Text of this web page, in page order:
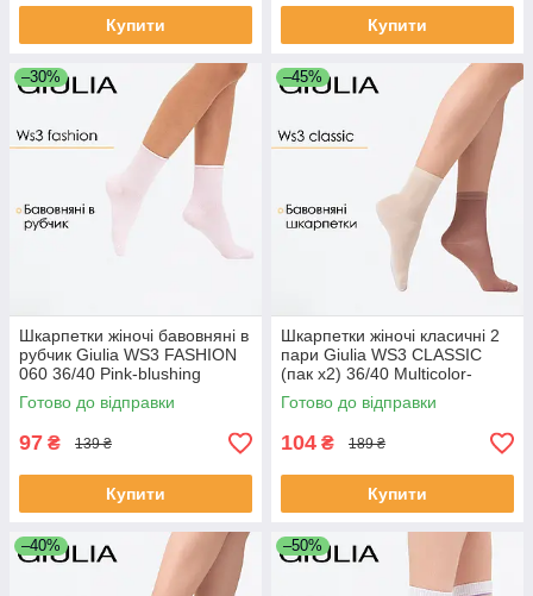
Купити Купити
–30%
Шкарпетки жіночі бавовняні в
рубчик Giulia WS3 FASHION
060 36/40 Pink-blushing
bride,повсякенні з високою
посадкою, без гумки
Готово до відправки
97 ₴ 139 ₴
Купити
–45%
Шкарпетки жіночі класичні 2
пари Giulia WS3 CLASSIC
(пак х2) 36/40 Multicolor-
sand/mocha mousse,
бавовняні повсякдені
Готово до відправки
104 ₴ 189 ₴
Купити
–40% –50%